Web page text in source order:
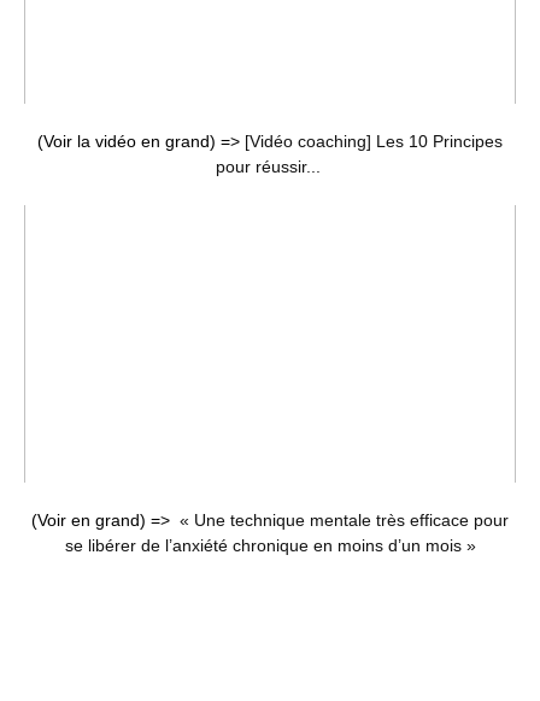
(Voir la vidéo en grand) => [Vidéo coaching] Les 10 Principes
pour réussir...
(Voir en grand) => « Une technique mentale très efficace pour
se libérer de l’anxiété chronique en moins d’un mois »